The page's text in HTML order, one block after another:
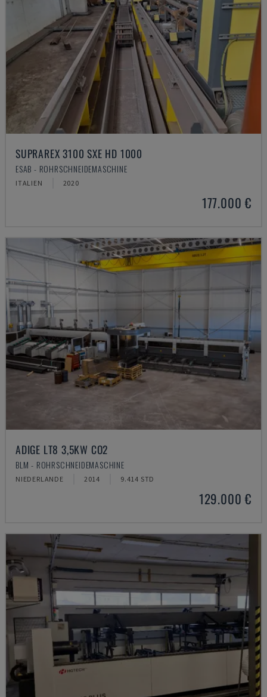
SUPRAREX 3100 SXE HD 1000
ESAB - ROHRSCHNEIDEMASCHINE
ITALIEN 2020
177.000 €
ADIGE LT8 3,5KW CO2
BLM - ROHRSCHNEIDEMASCHINE
NIEDERLANDE 2014 9.414 STD
129.000 €